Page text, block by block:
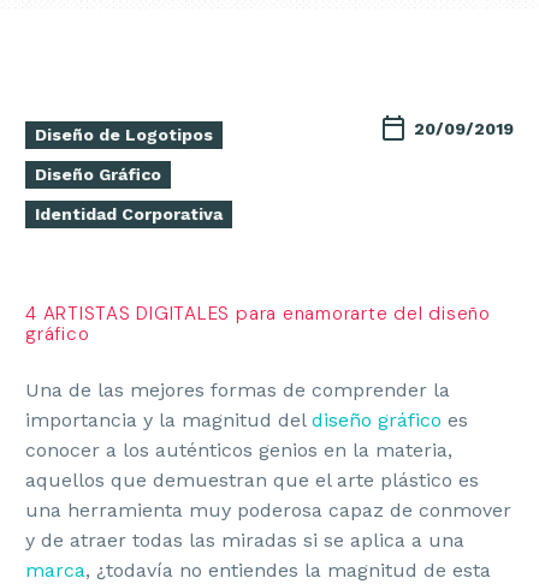
Diseño de Logotipos
Diseño Gráfico
Identidad Corporativa
20/09/2019
4 ARTISTAS DIGITALES para enamorarte del diseño
gráfico
Una de las mejores formas de comprender la
importancia y la magnitud del diseño gráfico es
conocer a los auténticos genios en la materia,
aquellos que demuestran que el arte plástico es
una herramienta muy poderosa capaz de conmover
y de atraer todas las miradas si se aplica a una
marca, ¿todavía no entiendes la magnitud de esta